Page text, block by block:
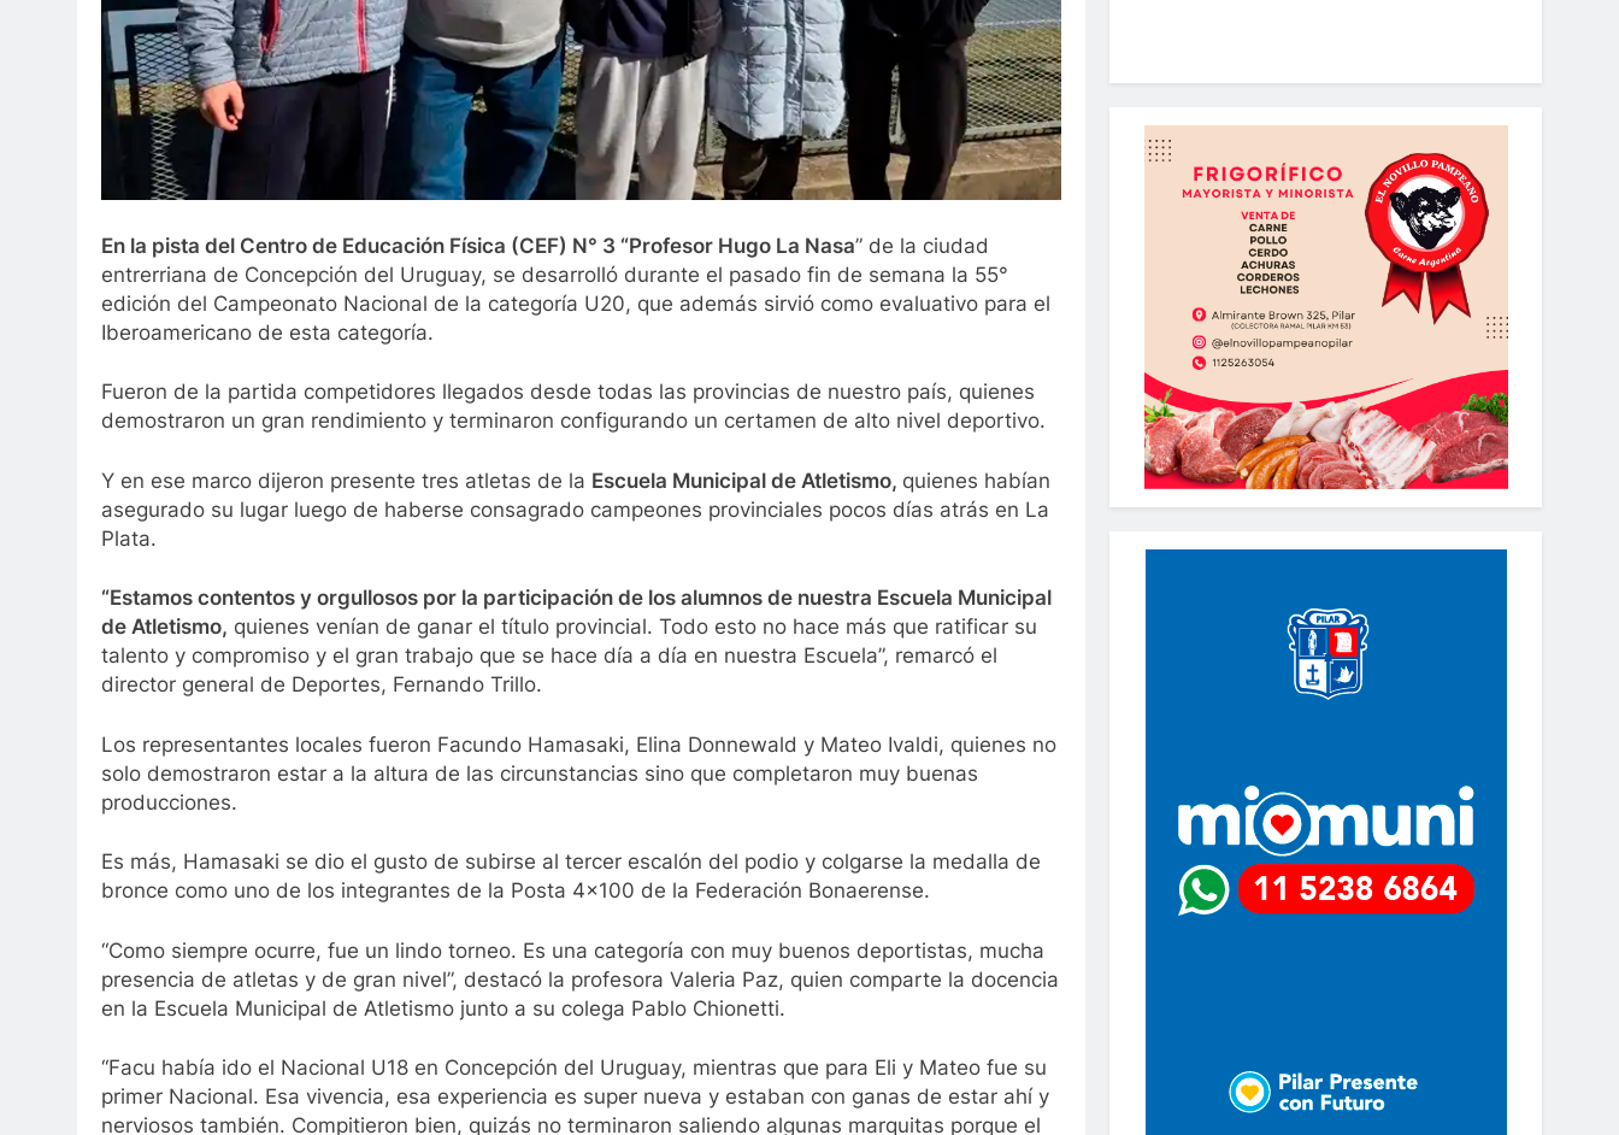
En la pista del Centro de Educación Física (CEF) N° 3 “Profesor Hugo La Nasa” de la ciudad
entrerriana de Concepción del Uruguay, se desarrolló durante el pasado fin de semana la 55°
edición del Campeonato Nacional de la categoría U20, que además sirvió como evaluativo para el
Iberoamericano de esta categoría.
Fueron de la partida competidores llegados desde todas las provincias de nuestro país, quienes
demostraron un gran rendimiento y terminaron configurando un certamen de alto nivel deportivo.
Y en ese marco dijeron presente tres atletas de la Escuela Municipal de Atletismo, quienes habían
asegurado su lugar luego de haberse consagrado campeones provinciales pocos días atrás en La
Plata.
“Estamos contentos y orgullosos por la participación de los alumnos de nuestra Escuela Municipal
de Atletismo, quienes venían de ganar el título provincial. Todo esto no hace más que ratificar su
talento y compromiso y el gran trabajo que se hace día a día en nuestra Escuela”, remarcó el
director general de Deportes, Fernando Trillo.
Los representantes locales fueron Facundo Hamasaki, Elina Donnewald y Mateo Ivaldi, quienes no
solo demostraron estar a la altura de las circunstancias sino que completaron muy buenas
producciones.
Es más, Hamasaki se dio el gusto de subirse al tercer escalón del podio y colgarse la medalla de
bronce como uno de los integrantes de la Posta 4×100 de la Federación Bonaerense.
“Como siempre ocurre, fue un lindo torneo. Es una categoría con muy buenos deportistas, mucha
presencia de atletas y de gran nivel”, destacó la profesora Valeria Paz, quien comparte la docencia
en la Escuela Municipal de Atletismo junto a su colega Pablo Chionetti.
“Facu había ido el Nacional U18 en Concepción del Uruguay, mientras que para Eli y Mateo fue su
primer Nacional. Esa vivencia, esa experiencia es super nueva y estaban con ganas de estar ahí y
nerviosos también. Compitieron bien, quizás no terminaron saliendo algunas marquitas porque el